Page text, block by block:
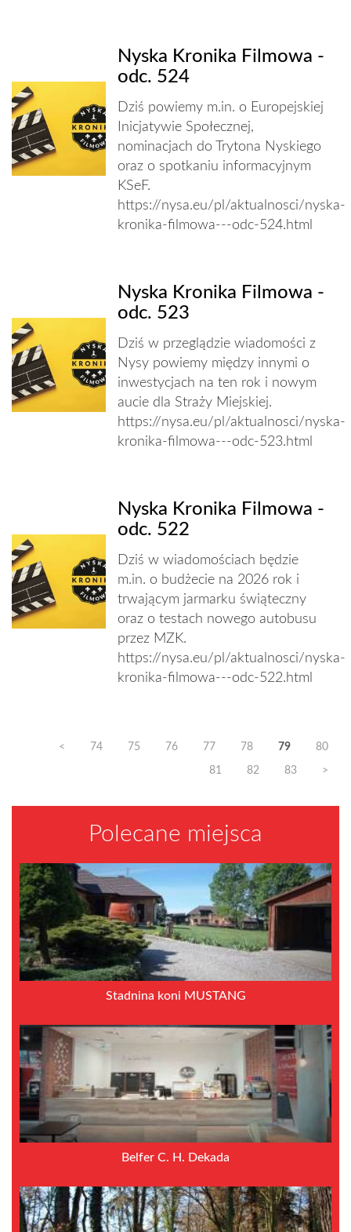
Nyska Kronika Filmowa -
odc. 524
Dziś powiemy m.in. o Europejskiej
Inicjatywie Społecznej,
nominacjach do Trytona Nyskiego
oraz o spotkaniu informacyjnym
KSeF.
https://nysa.eu/pl/aktualnosci/nyska-
kronika-filmowa---odc-524.html
Nyska Kronika Filmowa -
odc. 523
Dziś w przeglądzie wiadomości z
Nysy powiemy między innymi o
inwestycjach na ten rok i nowym
aucie dla Straży Miejskiej.
https://nysa.eu/pl/aktualnosci/nyska-
kronika-filmowa---odc-523.html
Nyska Kronika Filmowa -
odc. 522
Dziś w wiadomościach będzie
m.in. o budżecie na 2026 rok i
trwającym jarmarku świąteczny
oraz o testach nowego autobusu
przez MZK.
https://nysa.eu/pl/aktualnosci/nyska-
kronika-filmowa---odc-522.html
< 74 75 76 77 78 79 80
81 82 83 >
Polecane miejsca
Stadnina koni MUSTANG
Belfer C. H. Dekada